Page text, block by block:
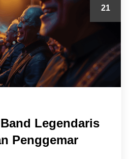
21
Legendaris
Penggemar